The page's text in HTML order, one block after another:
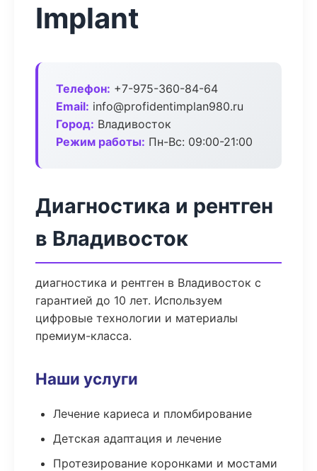
Implant
Телефон: +7-975-360-84-64
Email: info@profidentimplan980.ru
Город: Владивосток
Режим работы: Пн-Вс: 09:00-21:00
Диагностика и рентген
в Владивосток
диагностика и рентген в Владивосток с
гарантией до 10 лет. Используем
цифровые технологии и материалы
премиум-класса.
Наши услуги
Лечение кариеса и пломбирование
Детская адаптация и лечение
Протезирование коронками и мостами